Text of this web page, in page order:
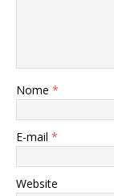
Nome *
E-mail *
Website